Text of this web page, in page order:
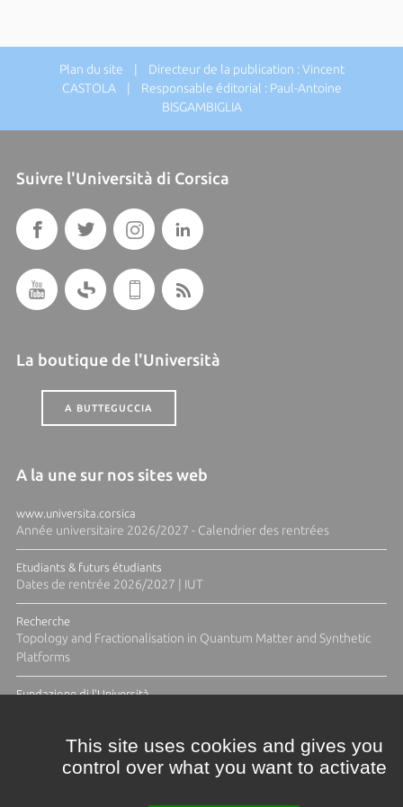
Plan du site | Directeur de la publication : Vincent
CASTOLA | Responsable éditorial : Paul-Antoine
BISGAMBIGLIA
Suivre l'Università di Corsica
La boutique de l'Università
A BUTTEGUCCIA
A la une sur nos sites web
www.universita.corsica
Année universitaire 2026/2027 - Calendrier des rentrées
Etudiants & futurs étudiants
Dates de rentrée 2026/2027 | IUT
Recherche
Topology and Fractionalisation in Quantum Matter and Synthetic
Platforms
Fundazione di l'Università
This site uses cookies and gives you
control over what you want to activate